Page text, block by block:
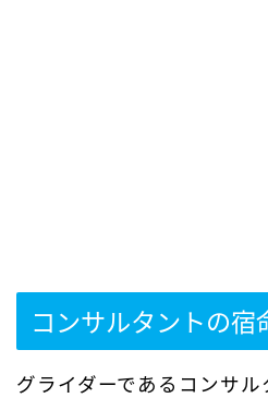
コンサルタントの宿
グライダーであるコンサ